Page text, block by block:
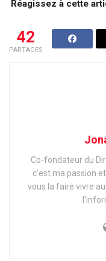
Réagissez à cette
42
PARTAGES
Co-fondateur du
c'est ma passion
vous la faire vivre